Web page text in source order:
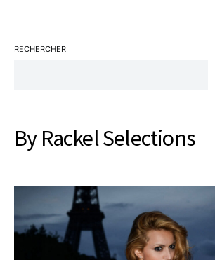
RECHERCHER
By Rackel Selections